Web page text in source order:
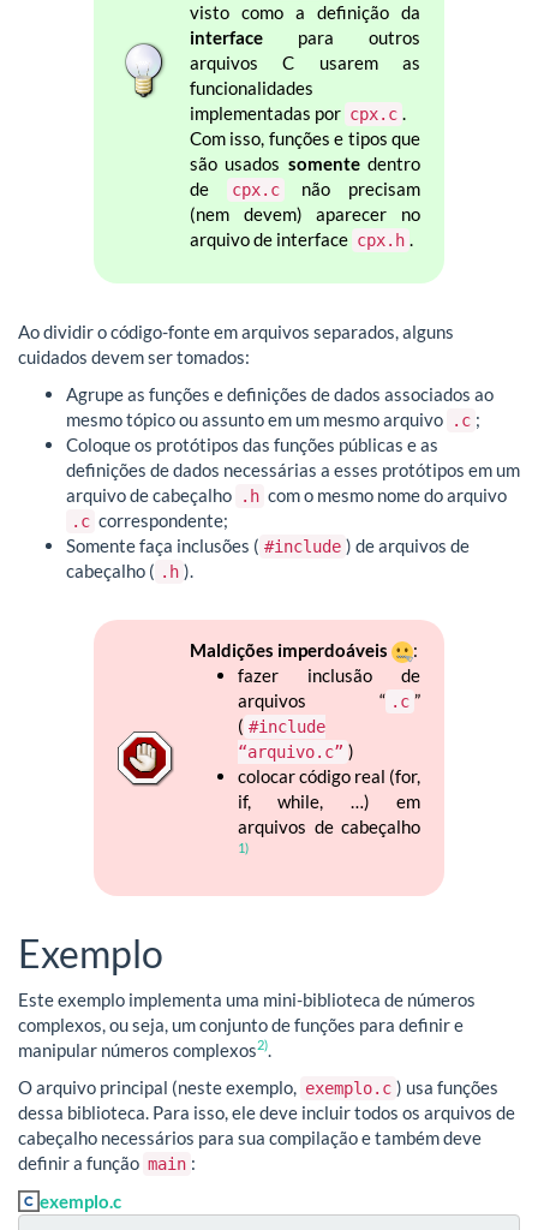
visto como a definição da
interfacepara outros
arquivos C usarem as
funcionalidades
implementadas por cpx.c .
Com isso, funções e tipos que
são usados somentedentro
de
cpx.c
não precisam
(nem devem) aparecer no
arquivo de interface cpx.h .
Ao dividir o código-fonte em arquivos separados, alguns
cuidados devem ser tomados:
Agrupe as funções e definições de dados associados ao
mesmo tópico ou assunto em um mesmo arquivo
.c ;
Coloque os protótipos das funções públicas e as
definições de dados necessárias a esses protótipos em um
arquivo de cabeçalho
.h com o mesmo nome do arquivo
.c correspondente;
Somente faça inclusões ( #include ) de arquivos de
cabeçalho ( .h ).
Maldições imperdoáveis
:
fazer inclusão de
arquivos “ .c ”
( #include
“arquivo.c” )
colocar código real (for,
if, while, …) em
arquivos de cabeçalho
1)
Exemplo
Este exemplo implementa uma mini-biblioteca de números
complexos, ou seja, um conjunto de funções para definir e
manipular números complexos2).
O arquivo principal (neste exemplo, exemplo.c ) usa funções
dessa biblioteca. Para isso, ele deve incluir todos os arquivos de
cabeçalho necessários para sua compilação e também deve
definir a função main :
exemplo.c